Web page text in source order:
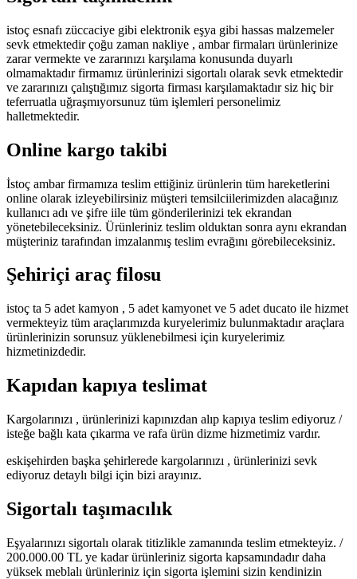
istoç esnafı züccaciye gibi elektronik eşya gibi hassas malzemeler
sevk etmektedir çoğu zaman nakliye , ambar firmaları ürünlerinize
zarar vermekte ve zararınızı karşılama konusunda duyarlı
olmamaktadır firmamız ürünlerinizi sigortalı olarak sevk etmektedir
ve zararınızı çalıştığımız sigorta firması karşılamaktadır siz hiç bir
teferruatla uğraşmıyorsunuz tüm işlemleri personelimiz
halletmektedir.
Online kargo takibi
İstoç ambar firmamıza teslim ettiğiniz ürünlerin tüm hareketlerini
online olarak izleyebilirsiniz müşteri temsilciilerimizden alacağınız
kullanıcı adı ve şifre iile tüm gönderilerinizi tek ekrandan
yönetebileceksiniz. Ürünleriniz teslim olduktan sonra aynı ekrandan
müşteriniz tarafından imzalanmış teslim evrağını görebileceksiniz.
Şehiriçi araç filosu
istoç ta 5 adet kamyon , 5 adet kamyonet ve 5 adet ducato ile hizmet
vermekteyiz tüm araçlarımızda kuryelerimiz bulunmaktadır araçlara
ürünlerinizin sorunsuz yüklenebilmesi için kuryelerimiz
hizmetinizdedir.
Kapıdan kapıya teslimat
Kargolarınızı , ürünlerinizi kapınızdan alıp kapıya teslim ediyoruz /
isteğe bağlı kata çıkarma ve rafa ürün dizme hizmetimiz vardır.
eskişehirden başka şehirlerede kargolarınızı , ürünlerinizi sevk
ediyoruz detaylı bilgi için bizi arayınız.
Sigortalı taşımacılık
Eşyalarınızı sigortalı olarak titizlikle zamanında teslim etmekteyiz. /
200.000.00 TL ye kadar ürünleriniz sigorta kapsamındadır daha
yüksek meblalı ürünleriniz için sigorta işlemini sizin kendinizin